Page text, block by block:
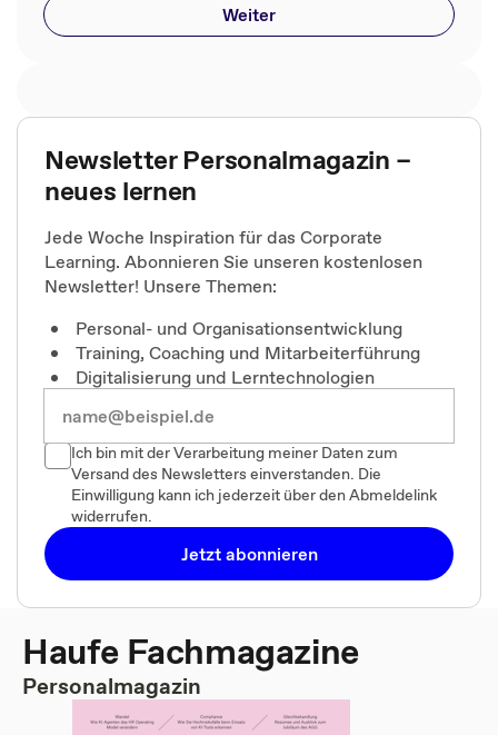
Weiter
Newsletter Personalmagazin –
neues lernen
Jede Woche Inspiration für das Corporate
Learning. Abonnieren Sie unseren kostenlosen
Newsletter! Unsere Themen:
Personal- und Organisationsentwicklung
Training, Coaching und Mitarbeiterführung
Digitalisierung und Lerntechnologien
Ich bin mit der Verarbeitung meiner Daten zum
Versand des Newsletters einverstanden. Die
Einwilligung kann ich jederzeit über den Abmeldelink
widerrufen.
Jetzt abonnieren
Haufe Fachmagazine
Personalmagazin